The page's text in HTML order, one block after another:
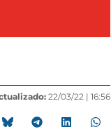
22/03/22 | 16:56